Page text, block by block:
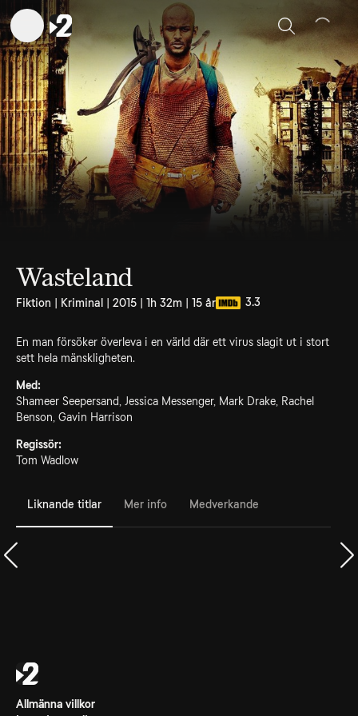
Sök
Wasteland
Fiktion | Kriminal | 2015 | 1h 32m | 15 år 3.3
En man försöker överleva i en värld där ett virus slagit ut i stort
sett hela mänskligheten.
Med:
Shameer Seepersand, Jessica Messenger, Mark Drake, Rachel
Benson, Gavin Harrison
Regissör:
Tom Wadlow
Liknande titlar Mer info Medverkande
Allmänna villkor